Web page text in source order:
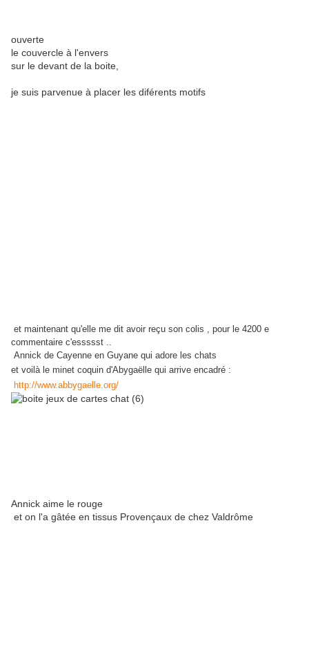
ouverte
le couvercle à l'envers
sur le devant de la boite,
je suis parvenue à placer les diférents motifs
et maintenant qu'elle me dit avoir reçu son colis , pour le 4200 e
commentaire c'essssst ..
Annick de Cayenne en Guyane qui adore les chats
et voilà le minet coquin d'Abygaëlle qui arrive encadré :
http://www.abbygaelle.org/
Annick aime le rouge
et on l'a gâtée en tissus Provençaux de chez Valdrôme